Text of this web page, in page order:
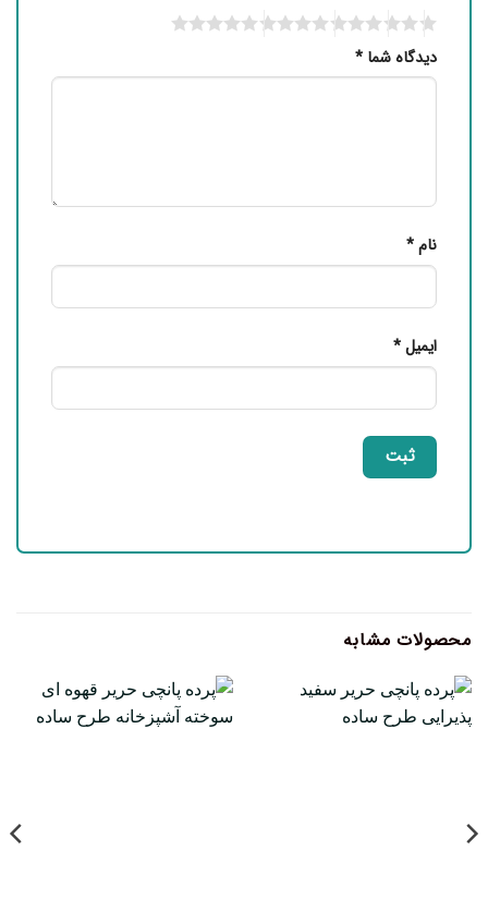
دیدگاه شما *
نام*
ایمیل*
محصولات مشابه